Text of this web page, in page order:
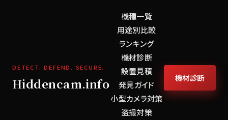
DETECT. DEFEND. SECURE.
Hiddencam.info
機種一覧
用途別比較
ランキング
機材診断
設置見積
発見ガイド
小型カメラ対策
盗撮対策
機材診断